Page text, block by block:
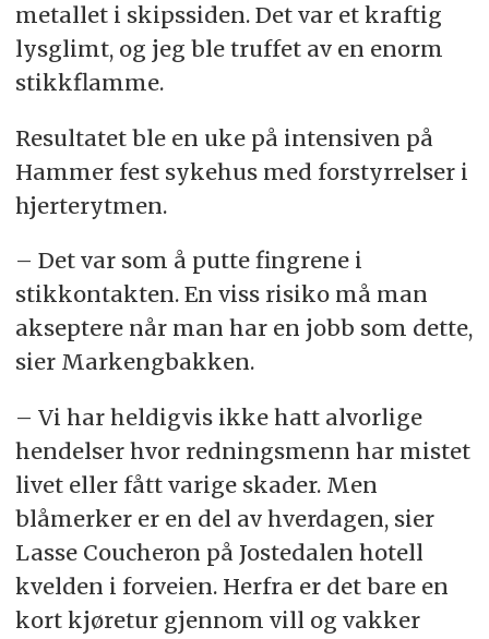
metallet i skipssiden. Det var et kraftig
lysglimt, og jeg ble truffet av en enorm
stikkflamme.
Resultatet ble en uke på intensiven på
Hammer fest sykehus med forstyrrelser i
hjerterytmen.
– Det var som å putte fingrene i
stikkontakten. En viss risiko må man
akseptere når man har en jobb som dette,
sier Markengbakken.
– Vi har heldigvis ikke hatt alvorlige
hendelser hvor redningsmenn har mistet
livet eller fått varige skader. Men
blåmerker er en del av hverdagen, sier
Lasse Coucheron på Jostedalen hotell
kvelden i forveien. Herfra er det bare en
kort kjøretur gjennom vill og vakker